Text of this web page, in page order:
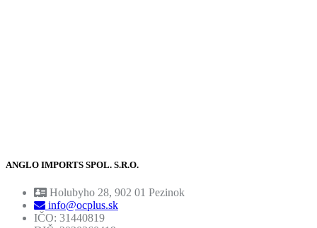
ANGLO IMPORTS SPOL. S.R.O.
Holubyho 28, 902 01 Pezinok
info@ocplus.sk
IČO: 31440819